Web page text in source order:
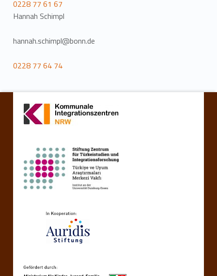
0228 77 61 67
Hannah Schimpl
hannah.schimpl@bonn.de
0228 77 64 74
Zurück zur Hauptnavigation springen